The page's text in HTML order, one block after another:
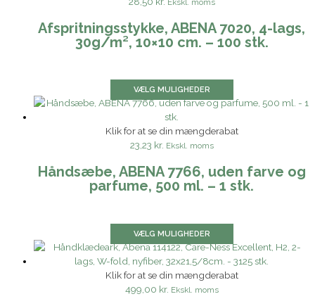
Ekskl. moms
Afspritningsstykke, ABENA 7020, 4-lags,
30g/m², 10×10 cm. – 100 stk.
VÆLG MULIGHEDER
Klik for at se din mængderabat
23,23 kr. Ekskl. moms
Håndsæbe, ABENA 7766, uden farve og
parfume, 500 ml. – 1 stk.
VÆLG MULIGHEDER
Klik for at se din mængderabat
499,00 kr. Ekskl. moms